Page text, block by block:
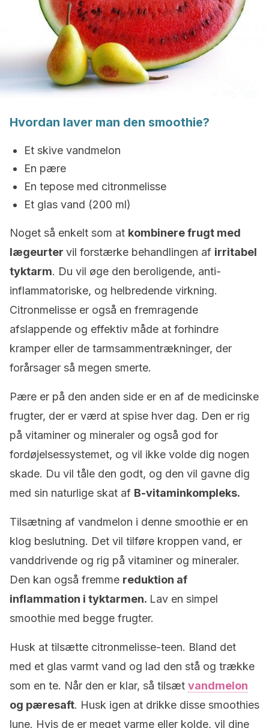
Hvordan laver man den smoothie?
Et skive vandmelon
En pære
En tepose med citronmelisse
Et glas vand (200 ml)
Noget så enkelt som at kombinere frugt med
lægeurter vil forstærke behandlingen af irritabel
tyktarm. Du vil øge den beroligende, anti-
inflammatoriske, og helbredende virkning.
Citronmelisse er også en fremragende
afslappende og effektiv måde at forhindre
kramper eller de tarmsammentrækninger, der
forårsager så megen smerte.
Pære er på den anden side er en af ​​de medicinske
frugter, der er værd at spise hver dag. Den er rig
på vitaminer og mineraler og også god for
fordøjelsessystemet, og vil ikke volde dig nogen
skade. Du vil tåle den godt, og den vil gavne dig
med sin naturlige skat af B-vitaminkompleks.
Tilsætning af vandmelon i denne smoothie er en
klog beslutning. Det vil tilføre kroppen vand, er
vanddrivende og rig på vitaminer og mineraler.
Den kan også fremme reduktion af
inflammation i tyktarmen. Lav en simpel
smoothie med begge frugter.
Husk at tilsætte citronmelisse-teen. Bland det
med et glas varmt vand og lad den stå og trække
som en te. Når den er klar, så tilsæt vandmelon
og pæresaft. Husk igen at drikke disse smoothies
lune. Hvis de er meget varme eller kolde, vil dine